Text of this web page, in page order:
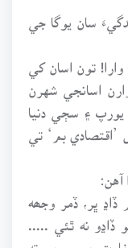
سان يوگا جي
تون اسان کي
اسانجي شهرن
يورپ ۽ سڄي دنيا
بم‘ تي
آهن:
ڏاڍ ڀر، ڏمر وجھه
ڏاڍو نه ٿئي .....
جو سوچي ته